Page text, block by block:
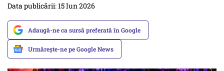
Data publicării: 15 Iun 2026
Adaugă-ne ca sursă preferată în Google
Urmărește-ne pe Google News